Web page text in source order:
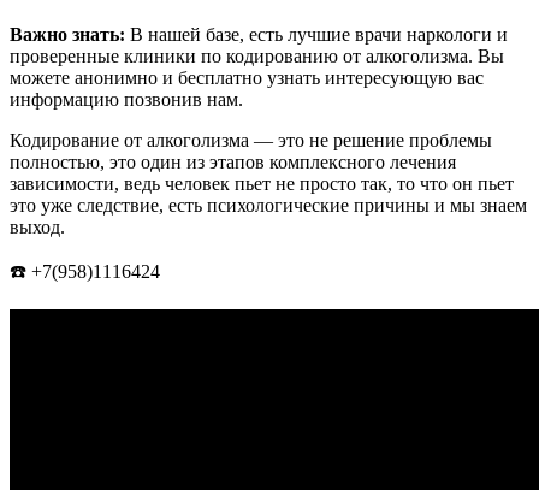
Важно знать: В нашей базе, есть лучшие врачи наркологи и
проверенные клиники по кодированию от алкоголизма. Вы
можете анонимно и бесплатно узнать интересующую вас
информацию позвонив нам.
Кодирование от алкоголизма — это не решение проблемы
полностью, это один из этапов комплексного лечения
зависимости, ведь человек пьет не просто так, то что он пьет
это уже следствие, есть психологические причины и мы знаем
выход.
☎️ +7(958)1116424